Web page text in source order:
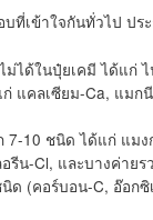
ที่เข้าใจกันทั่วไป ป
ได้ในปุ๋ยเคมี ได้แก่
แคลเซียม-Ca, แม
7-10 ชนิด ได้แก่ แม
น-Cl, และบางค่ายร
ด (คอร์บอน-C, อ๊อกซิ